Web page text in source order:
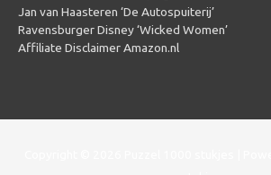
Jan van Haasteren ‘De Autospuiterij’
Ravensburger Disney ‘Wicked Women’
Affiliate Disclaimer Amazon.nl